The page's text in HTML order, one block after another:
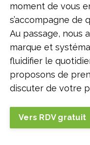
moment de vous
s’accompagne de
Au passage, nous
marque et
fluidifier le
proposons de
discuter de votre
Vers RDV gratuit